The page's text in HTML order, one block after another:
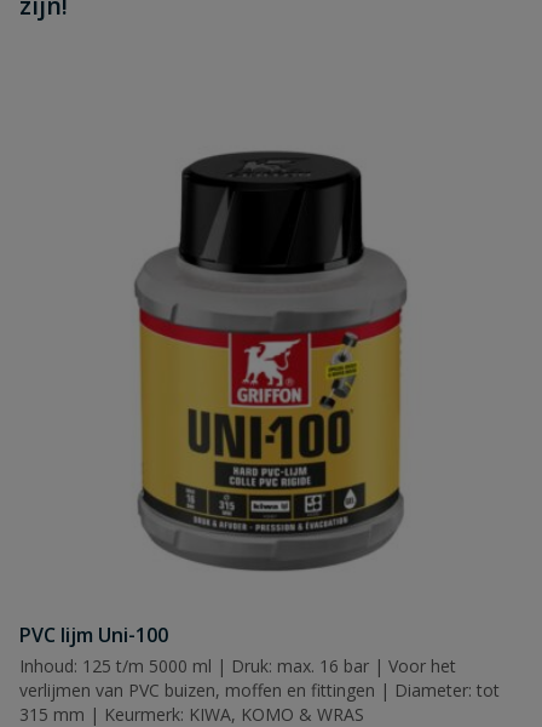
PVC lijm Uni-100
Inhoud: 125 t/m 5000 ml | Druk: max. 16 bar | Voor het
verlijmen van PVC buizen, moffen en fittingen | Diameter: tot
315 mm | Keurmerk: KIWA, KOMO & WRAS